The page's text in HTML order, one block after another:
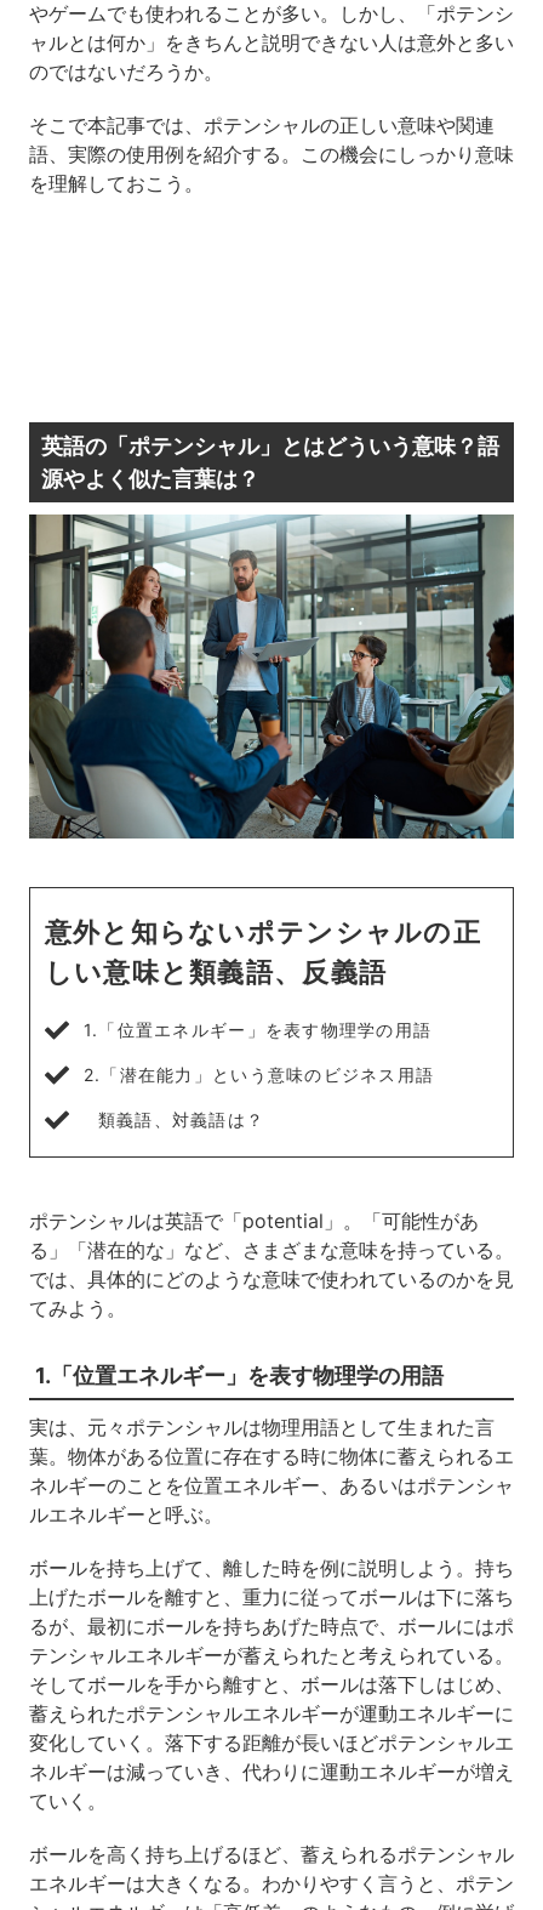
やゲームでも使われることが多い。しかし、「ポテンシ
ャルとは何か」をきちんと説明できない人は意外と多い
のではないだろうか。
そこで本記事では、ポテンシャルの正しい意味や関連
語、実際の使用例を紹介する。この機会にしっかり意味
を理解しておこう。
英語の「ポテンシャル」とはどういう意味？語
源やよく似た言葉は？
意外と知らないポテンシャルの正
しい意味と類義語、反義語
1.「位置エネルギー」を表す物理学の用語
2.「潜在能力」という意味のビジネス用語
類義語、対義語は？
ポテンシャルは英語で「potential」。「可能性があ
る」「潜在的な」など、さまざまな意味を持っている。
では、具体的にどのような意味で使われているのかを見
てみよう。
1.「位置エネルギー」を表す物理学の用語
実は、元々ポテンシャルは物理用語として生まれた言
葉。物体がある位置に存在する時に物体に蓄えられるエ
ネルギーのことを位置エネルギー、あるいはポテンシャ
ルエネルギーと呼ぶ。
ボールを持ち上げて、離した時を例に説明しよう。持ち
上げたボールを離すと、重力に従ってボールは下に落ち
るが、最初にボールを持ちあげた時点で、ボールにはポ
テンシャルエネルギーが蓄えられたと考えられている。
そしてボールを手から離すと、ボールは落下しはじめ、
蓄えられたポテンシャルエネルギーが運動エネルギーに
変化していく。落下する距離が長いほどポテンシャルエ
ネルギーは減っていき、代わりに運動エネルギーが増え
ていく。
ボールを高く持ち上げるほど、蓄えられるポテンシャル
エネルギーは大きくなる。わかりやすく言うと、ポテン